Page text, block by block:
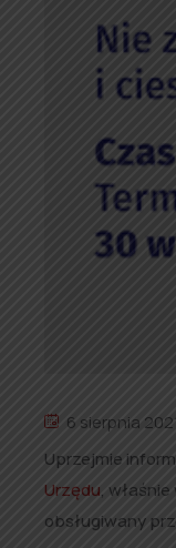
6 sierpnia
Uprzejmie
Urzędu,
obsługiwany